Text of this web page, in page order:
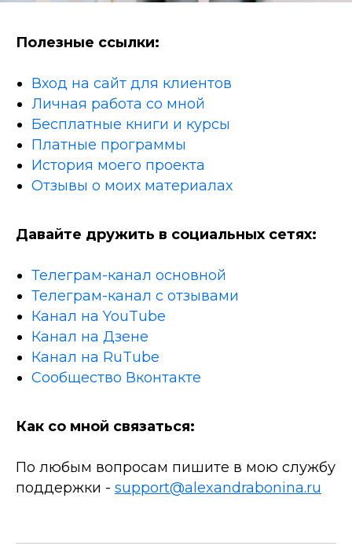
Полезные ссылки:
Вход на сайт для клиентов
Личная работа со мной
Бесплатные книги и курсы
Платные программы
История моего проекта
Отзывы о моих материалах
Давайте дружить в социальных сетях:
Телеграм-канал основной
Телеграм-канал с отзывами
Канал на YouTube
Канал на Дзене
Канал на RuTube
Сообщество Вконтакте
Как со мной связаться:
По любым вопросам пишите в мою службу
поддержки - support@alexandrabonina.ru